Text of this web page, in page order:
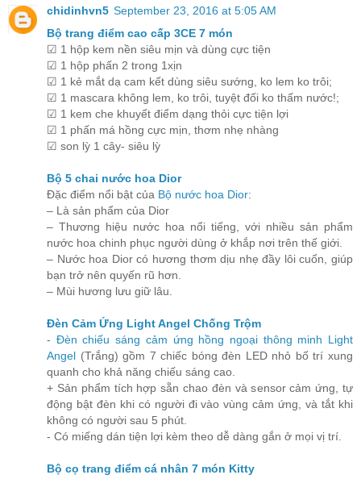
chidinhvn5 September 23, 2016 at 5:05 AM
Bộ trang điểm cao cấp 3CE 7 món
☑ 1 hộp kem nền siêu mịn và dùng cực tiện
☑ 1 hộp phấn 2 trong 1xịn
☑ 1 kẻ mắt dạ cam kết dùng siêu sướng, ko lem ko trôi;
☑ 1 mascara không lem, ko trôi, tuyệt đối ko thấm nước!;
☑ 1 kem che khuyết điểm dạng thỏi cực tiện lợi
☑ 1 phấn má hồng cực mịn, thơm nhẹ nhàng
☑ son lỳ 1 cây- siêu lỳ
Bộ 5 chai nước hoa Dior
Đặc điểm nổi bật của Bộ nước hoa Dior:
– Là sản phẩm của Dior
– Thương hiệu nước hoa nổi tiếng, với nhiều sản phẩm
nước hoa chinh phục người dùng ở khắp nơi trên thế giới.
– Nước hoa Dior có hương thơm dịu nhẹ đầy lôi cuốn, giúp
bạn trở nên quyến rũ hơn.
– Mùi hương lưu giữ lâu.
Đèn Cảm Ứng Light Angel Chống Trộm
- Đèn chiếu sáng cảm ứng hồng ngoại thông minh Light
Angel (Trắng) gồm 7 chiếc bóng đèn LED nhỏ bố trí xung
quanh cho khả năng chiếu sáng cao.
+ Sản phẩm tích hợp sẵn chao đèn và sensor cảm ứng, tự
động bật đèn khi có người đi vào vùng cảm ứng, và tắt khi
không có người sau 5 phút.
- Có miếng dán tiện lợi kèm theo dễ dàng gắn ở mọi vị trí.
Bộ cọ trang điểm cá nhân 7 món Kitty